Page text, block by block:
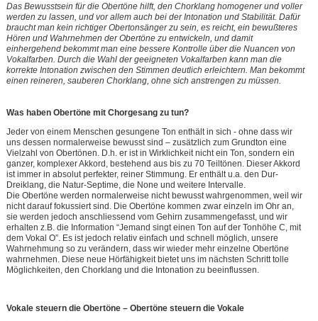
Das Bewusstsein für die Obertöne hilft, den Chorklang homogener und voller
werden zu lassen, und vor allem auch bei der Intonation und Stabilität. Dafür
braucht man kein richtiger Obertonsänger zu sein, es reicht, ein bewußteres
Hören und Wahrnehmen der Obertöne zu entwickeln, und damit
einhergehendbekommt man eine bessere Kontrolle über die Nuancen von
Vokalfarben. Durch die Wahl der geeigneten Vokalfarben kann man die
korrekte Intonation zwischen den Stimmen deutlich erleichtern. Man bekommt
einen reineren, sauberen Chorklang, ohne sich anstrengen zu müssen.
Was haben Obertöne mit Chorgesang zu tun?
Jeder von einem Menschen gesungene Ton enthält in sich - ohne dass wir
uns dessen normalerweise bewusst sind – zusätzlich zum Grundton eine
Vielzahl von Obertönen. D.h. er ist in Wirklichkeit nicht ein Ton, sondern ein
ganzer, komplexer Akkord, bestehend aus bis zu 70 Teiltönen . Dieser Akkord
ist immer in absolut perfekter, reiner Stimmung. Er enthält u.a. den Dur-
Dreiklang, die Natur-Septime, die None und weitere Intervalle.
Die Obertöne werden normalerweise nicht bewusst wahrgenommen, weil wir
nicht darauf fokussiert sind. Die Obertöne kommen zwar einzeln im Ohr an,
sie werden jedoch anschliessend vom Gehirn zusammengefasst, und wir
erhalten z.B. die Information “Jemand singt einen Ton auf der Tonhöhe C, mit
dem Vokal O”. Es ist jedoch relativ einfach und schnell möglich, unsere
Wahrnehmung so zu verändern, dass wir wieder mehr einzelne Obertöne
wahrnehmen. Diese neue Hörfähigkeit bietet uns im nächsten Schritt tolle
Möglichkeiten, den Chorklang und die Intonation zu beeinflussen.
Vokale steuern die Obertöne – Obertöne steuern die Vokale